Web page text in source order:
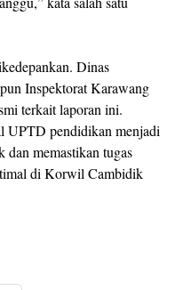
Dinas
Inspektorat Karawang
terkait laporan ini.
UPTD pendidikan menjadi
dan memastikan tugas
di Korwil Cambidik